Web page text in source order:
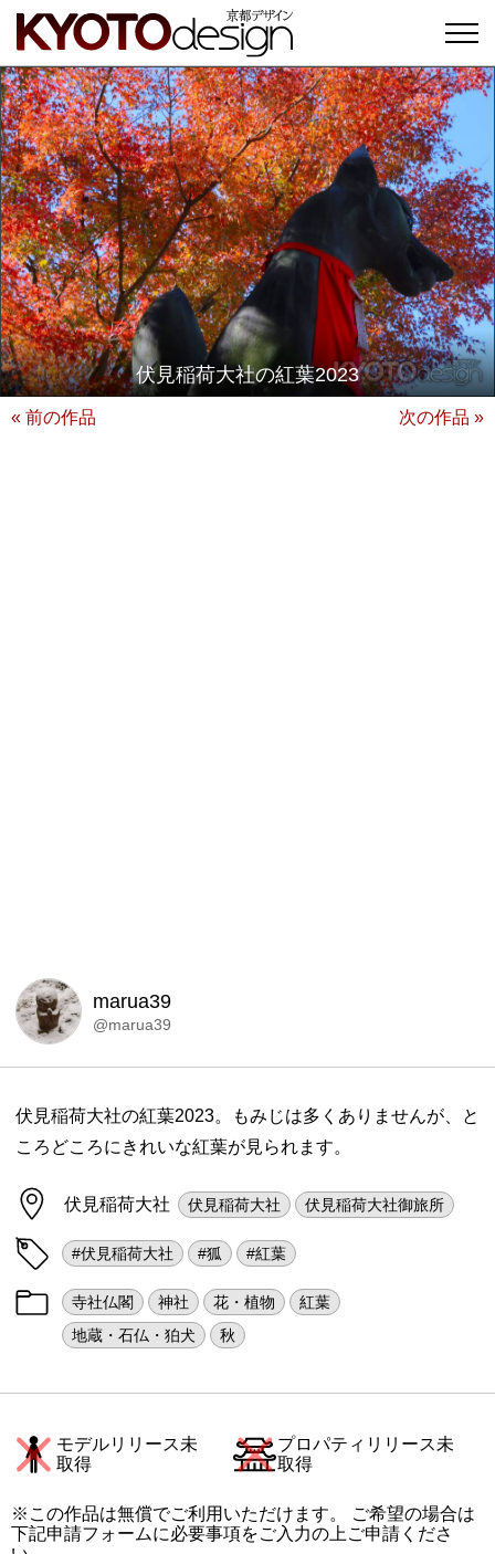
伏見稲荷大社の紅葉2023
« 前の作品 次の作品 »
marua39
@marua39
伏見稲荷大社の紅葉2023。もみじは多くありませんが、と
ころどころにきれいな紅葉が見られます。
伏見稲荷大社 伏見稲荷大社 伏見稲荷大社御旅所
#伏見稲荷大社 #狐 #紅葉
寺社仏閣 神社 花・植物
紅葉
地蔵・石仏・狛犬
秋
モデルリリース未
取得
プロパティリリース未
取得
※この作品は無償でご利用いただけます。 ご希望の場合は
下記申請フォームに必要事項をご入力の上ご申請くださ